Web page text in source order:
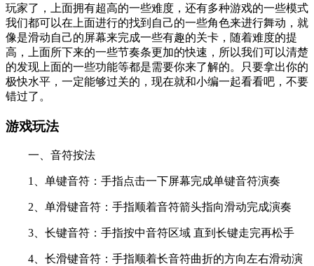
玩家了，上面拥有超高的一些难度，还有多种游戏的一些模式
我们都可以在上面进行的找到自己的一些角色来进行舞动，就
像是滑动自己的屏幕来完成一些有趣的关卡，随着难度的提
高，上面所下来的一些节奏条更加的快速，所以我们可以清楚
的发现上面的一些功能等都是需要你来了解的。只要拿出你的
极快水平，一定能够过关的，现在就和小编一起看看吧，不要
错过了。
游戏玩法
一、音符按法
1、单键音符：手指点击一下屏幕完成单键音符演奏
2、单滑键音符：手指顺着音符箭头指向滑动完成演奏
3、长键音符：手指按中音符区域 直到长键走完再松手
4、长滑键音符：手指顺着长音符曲折的方向左右滑动演